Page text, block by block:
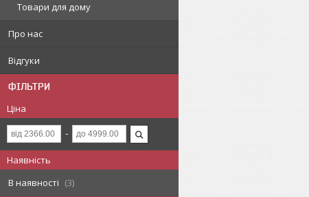
Товари для дому
Про нас
Відгуки
ФІЛЬТРИ
Ціна
Наявність
В наявності
3